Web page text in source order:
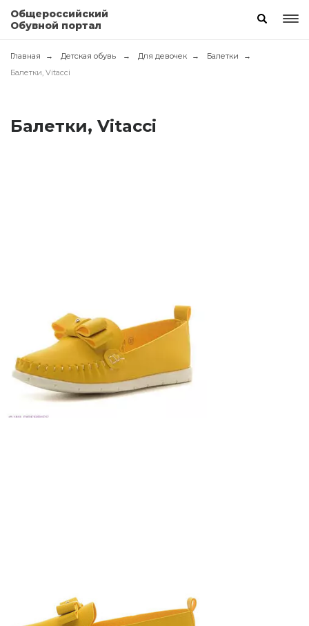
Общероссийский
Обувной портал
Главная Детская обувь Для девочек
Балетки
Балетки, Vitacci
Балетки, Vitacci